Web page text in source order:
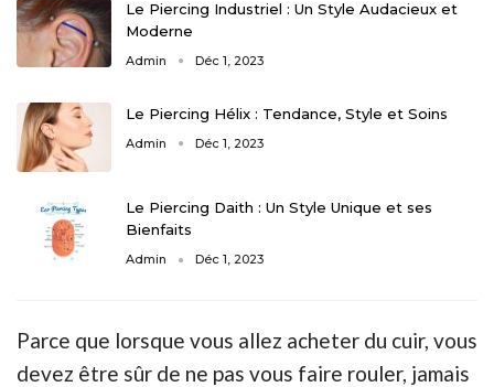
Le Piercing Industriel : Un Style Audacieux et
Moderne
Admin Déc 1, 2023
Le Piercing Hélix : Tendance, Style et Soins
Admin Déc 1, 2023
Le Piercing Daith : Un Style Unique et ses
Bienfaits
Admin Déc 1, 2023
Parce que lorsque vous allez acheter du cuir, vous
devez être sûr de ne pas vous faire rouler, jamais